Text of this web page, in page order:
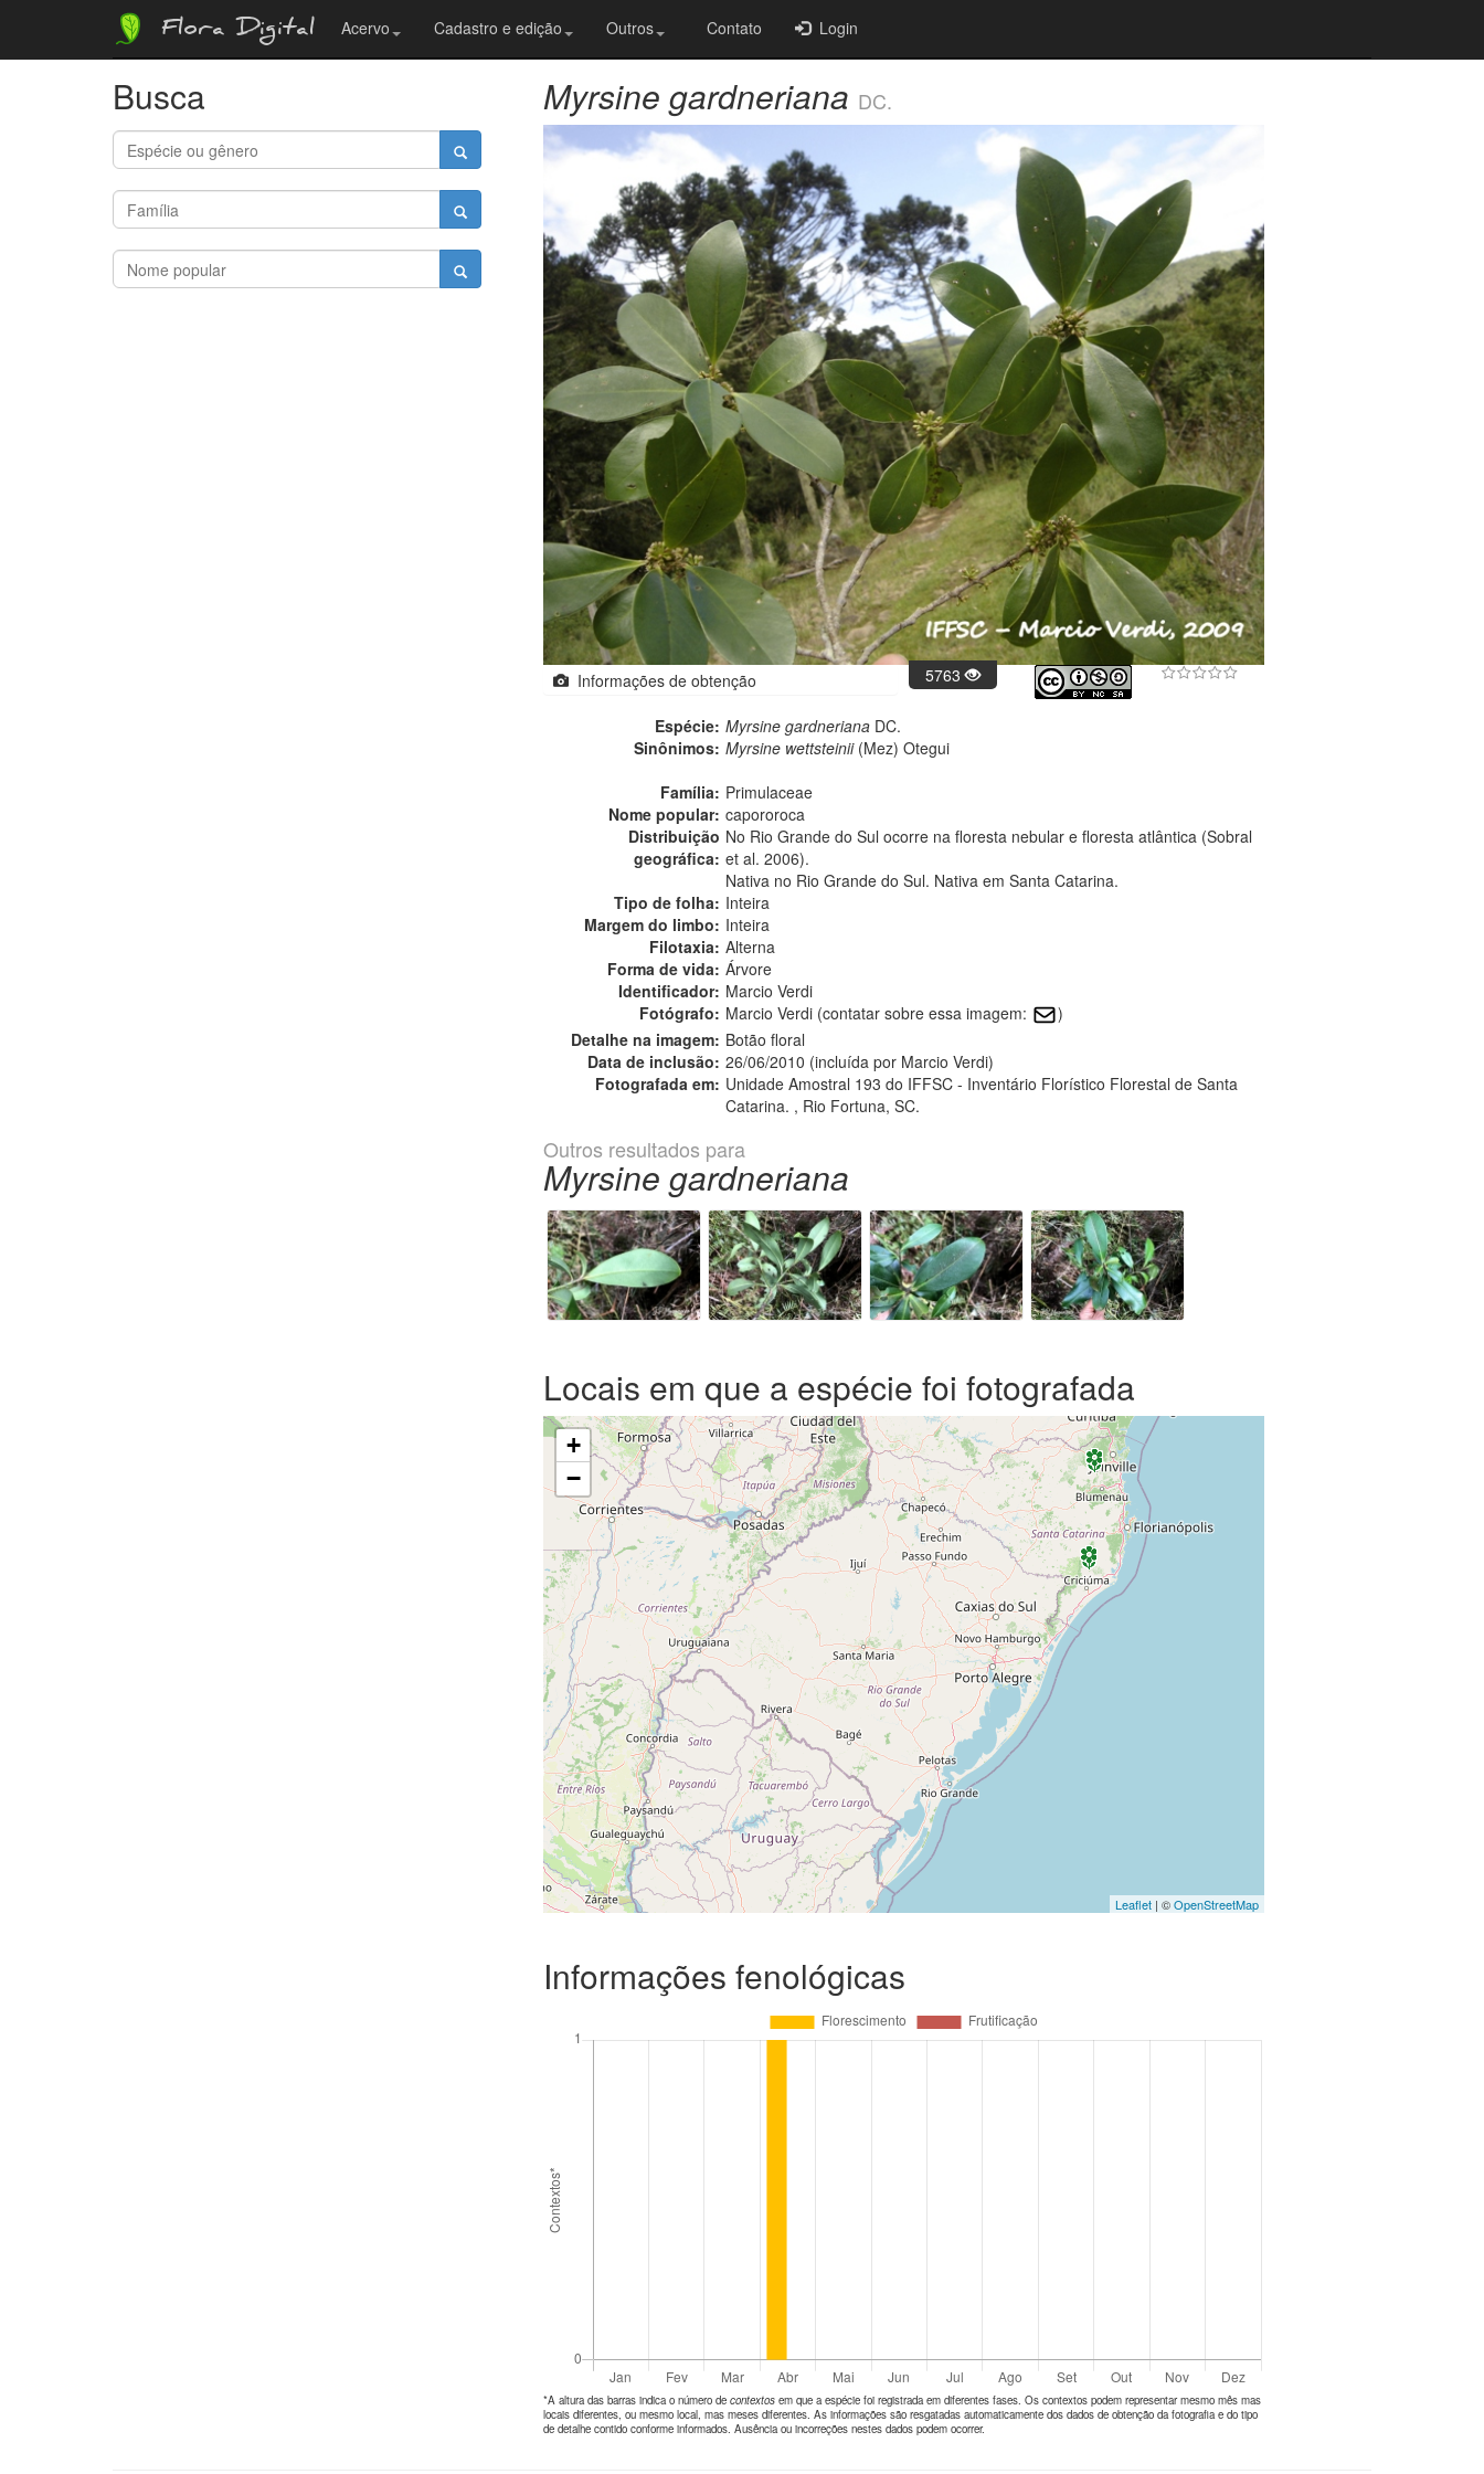
Flora Digital Acervo Cadastro e edição Outros Contato Login
Busca Myrsine gardneriana DC.
Informações de obtenção 5763
Espécie: Myrsine gardneriana DC.
Sinônimos: Myrsine wettsteinii(Mez) Otegui
Família: Primulaceae
Nome popular: capororoca
Distribuição
geográfica:
No Rio Grande do Sul ocorre na floresta nebular e floresta atlântica (Sobral
et al. 2006).
Nativa no Rio Grande do Sul. Nativa em Santa Catarina.
Tipo de folha: Inteira
Margem do limbo: Inteira
Filotaxia: Alterna
Forma de vida: Árvore
Identificador: Marcio Verdi
Fotógrafo: Marcio Verdi (contatar sobre essa imagem:
)
Detalhe na imagem: Botão floral
Data de inclusão: 26/06/2010 (incluída por Marcio Verdi)
Fotografada em: Unidade Amostral 193 do IFFSC - Inventário Florístico Florestal de Santa
Catarina. , Rio Fortuna, SC.
Outros resultados para
Myrsine gardneriana
Locais em que a espécie foi fotografada
+
−
Leaflet| ©OpenStreetMap
Informações fenológicas
*A altura das barras indica o número de contextos em que a espécie foi registrada em diferentes fases. Os contextos podem representar mesmo mês mas
locais diferentes, ou mesmo local, mas meses diferentes. As informações são resgatadas automaticamente dos dados de obtenção da fotografia e do tipo
de detalhe contido conforme informados. Ausência ou incorreções nestes dados podem ocorrer.